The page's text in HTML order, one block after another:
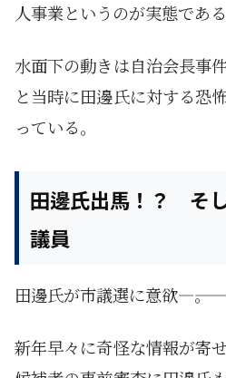
人事業というのが実態である
水面下の動きは自治会長事
と当時に田邊氏に対する恐
っている。
田邊氏出馬！？ そ
議員
田邊氏が市議選に意欲—――。
新年早々に奇怪な情報が寄